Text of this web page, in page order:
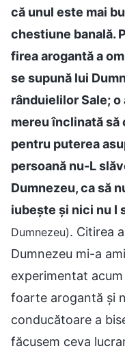
că unul este mai
chestiune banală.
firea arogantă a
se supună lui
rânduielilor Sale;
mereu înclinată să
pentru puterea
persoană nu-L
Dumnezeu, ca să
iubește și nici nu I
Dumnezeu). Citirea
Dumnezeu mi-a
experimentat
foarte arogantă și
conducătoare a
făcusem ceva